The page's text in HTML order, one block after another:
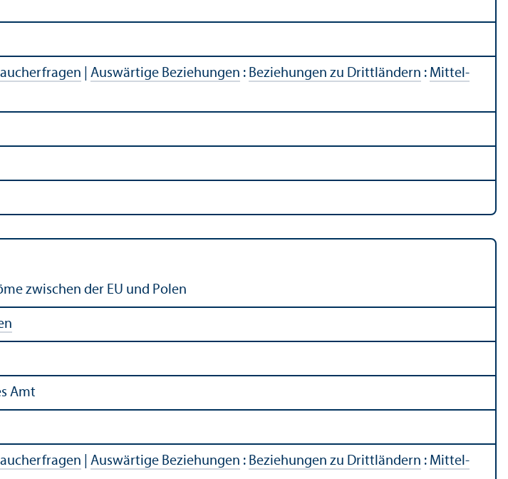
Auswärtige Beziehungen : Beziehungen zu Drittländern : Mittel-
zwischen der EU und Polen
Amt
Auswärtige Beziehungen : Beziehungen zu Drittländern : Mittel-